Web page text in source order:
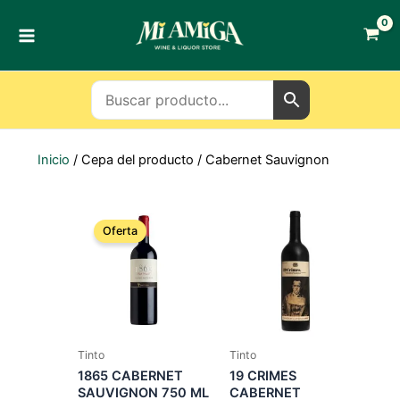
Inicio / Cepa del producto / Cabernet Sauvignon
Oferta
Tinto
1865 CABERNET
SAUVIGNON 750 ML
Tinto
19 CRIMES
CABERNET